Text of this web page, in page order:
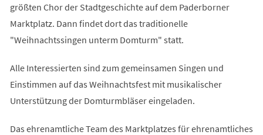
größten Chor der Stadtgeschichte auf dem Paderborner
Marktplatz. Dann findet dort das traditionelle
"Weihnachtssingen unterm Domturm" statt.
Alle Interessierten sind zum gemeinsamen Singen und
Einstimmen auf das Weihnachtsfest mit musikalischer
Unterstützung der Domturmbläser eingeladen.
Das ehrenamtliche Team des Marktplatzes für ehrenamtliches